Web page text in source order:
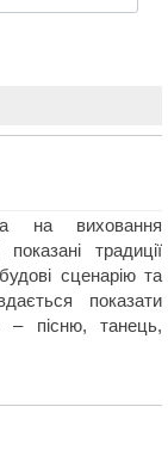
на виховання
традиції
сценарію та
показати
– пісню, танець,